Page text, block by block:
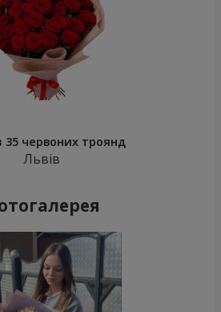
35 червоних троянд
Львів